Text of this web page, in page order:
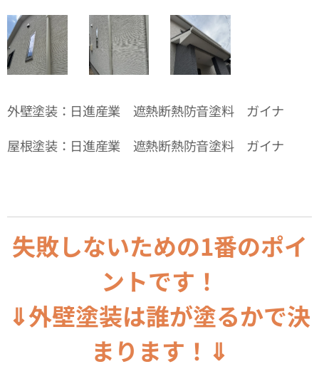
外壁塗装：日進産業 遮熱断熱防音塗料 ガイナ
屋根塗装：日進産業 遮熱断熱防音塗料 ガイナ
失敗しないための1番のポイ
ントです！
⇓外壁塗装は誰が塗るかで決
まります！⇓